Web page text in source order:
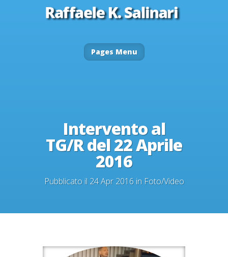
Pages Menu
Intervento al
TG/R del 22 Aprile
2016
Pubblicato il 24 Apr 2016 in Foto/Video